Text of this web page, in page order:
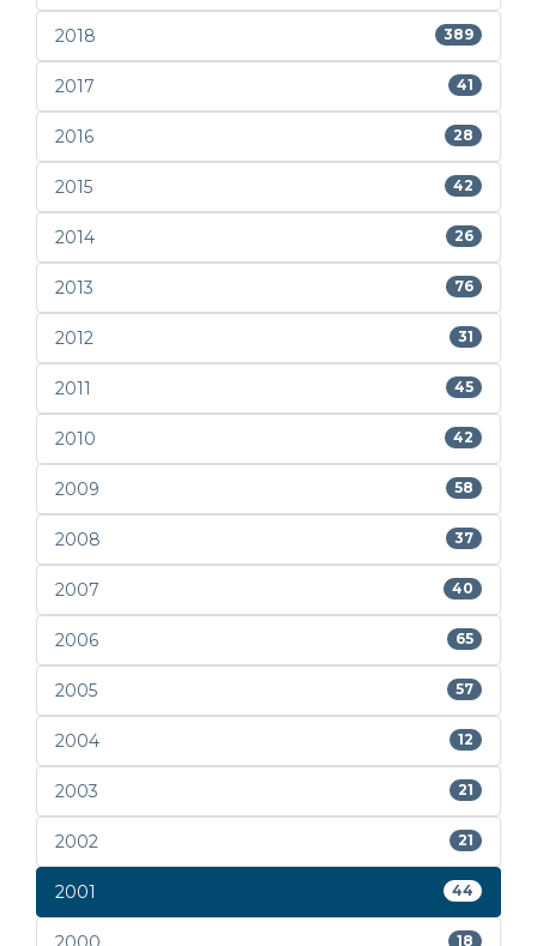
2018 389
2017 41
2016 28
2015 42
2014 26
2013 76
2012 31
2011 45
2010 42
2009 58
2008 37
2007 40
2006 65
2005 57
2004 12
2003 21
2002 21
2001 44
18